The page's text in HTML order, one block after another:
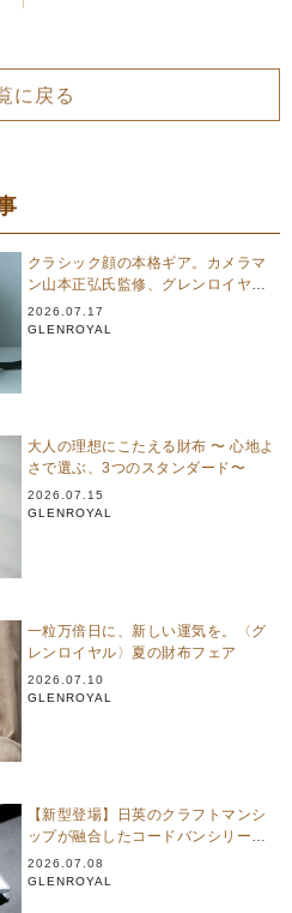
に戻る
クラシック顔の本格ギア。カメラマ
ン山本正弘氏監修、グレンロイヤル
のカメラバッグ
2026.07.17
GLENROYAL
大人の理想にこたえる財布 〜 心地よ
さで選ぶ、3つのスタンダード〜
2026.07.15
GLENROYAL
一粒万倍日に、新しい運気を。〈グ
レンロイヤル〉夏の財布フェア
2026.07.10
GLENROYAL
【新型登場】日英のクラフトマンシ
ップが融合したコードバンシリーズ
｜グレンロイヤル
2026.07.08
GLENROYAL